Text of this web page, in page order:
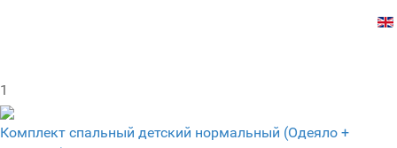
1
Комплект спальный детский нормальный (Одеяло +